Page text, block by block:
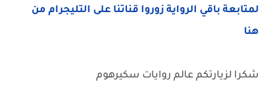
لمتابعة باقي الرواية زوروا قناتنا على التليجرام من
هنا
شكرا لزيارتكم عالم روايات سكيرهوم